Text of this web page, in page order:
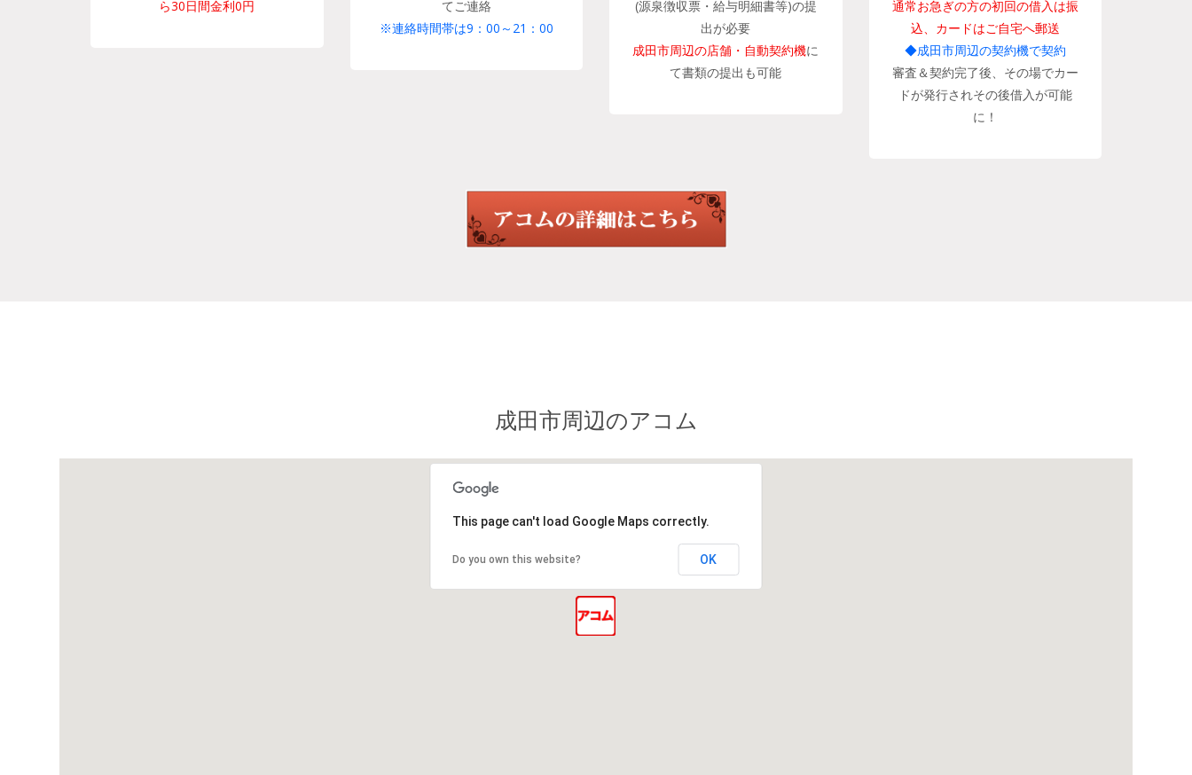
ら30日間金利0円
てご連絡
※連絡時間帯は9：00～21：00
(源泉徴収票・給与明細書等)の提
出が必要
成田市周辺の店舗・自動契約機に
て書類の提出も可能
通常お急ぎの方の初回の借入は振
込、カードはご自宅へ郵送
◆成田市周辺の契約機で契約
審査＆契約完了後、その場でカー
ドが発行されその後借入が可能
に！
成田市周辺のアコム
This page can't load Google Maps correctly.
Do you own this website? OK